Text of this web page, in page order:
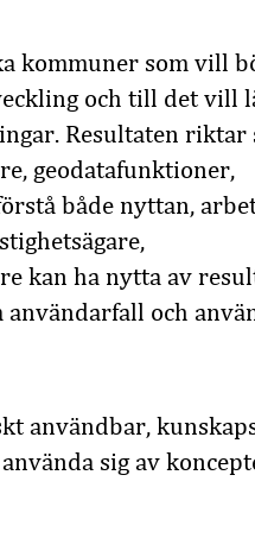
kommuner som vill
och till det vill
Resultaten riktar
geodatafunktioner,
både nyttan,
kan ha nytta av
användarfall och
användbar,
sig av